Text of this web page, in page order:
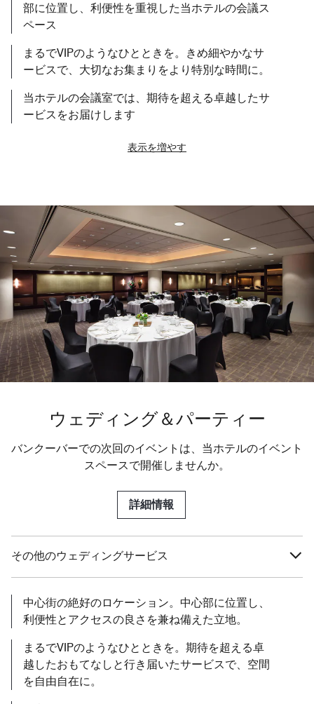
部に位置し、利便性を重視した当ホテルの会議ス
ペース
まるでVIPのようなひとときを。きめ細やかなサ
ービスで、大切なお集まりをより特別な時間に。
当ホテルの会議室では、期待を超える卓越したサ
ービスをお届けします
表示を増やす
ウェディング＆パーティー
バンクーバーでの次回のイベントは、当ホテルのイベント
スペースで開催しませんか。
詳細情報
その他のウェディングサービス
中心街の絶好のロケーション。中心部に位置し、
利便性とアクセスの良さを兼ね備えた立地。
まるでVIPのようなひとときを。期待を超える卓
越したおもてなしと行き届いたサービスで、空間
を自由自在に。